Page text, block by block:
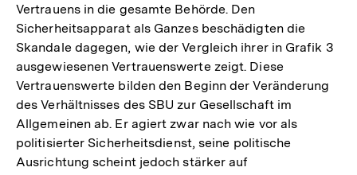
Vertrauens in die gesamte Behörde. Den
Sicherheitsapparat als Ganzes beschädigten die
Skandale dagegen, wie der Vergleich ihrer in Grafik 3
ausgewiesenen Vertrauenswerte zeigt. Diese
Vertrauenswerte bilden den Beginn der Veränderung
des Verhältnisses des SBU zur Gesellschaft im
Allgemeinen ab. Er agiert zwar nach wie vor als
politisierter Sicherheitsdienst, seine politische
Ausrichtung scheint jedoch stärker auf